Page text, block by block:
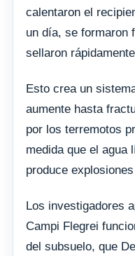
calentaron el
un día, se formaron
sellaron
Esto crea un
aumente hasta
por los terremotos
medida que el agua
produce
Los investigadores
Campi Flegrei
del subsuelo, que